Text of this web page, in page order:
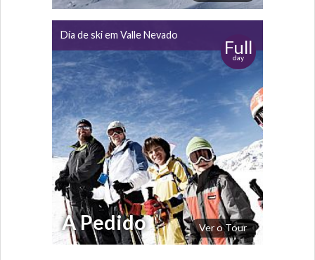
Día de ski em Valle Nevado
Full
day
Ver o Tour
A Pedido